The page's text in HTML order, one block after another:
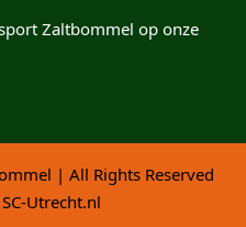
Zaltbommel op onze
| All Rights Reserved
SC-Utrecht.nl